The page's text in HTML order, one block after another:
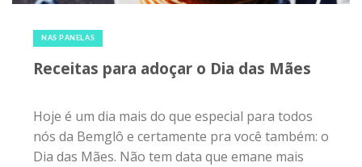
NAS PANELAS
Receitas para adoçar o Dia das Mães
Hoje é um dia mais do que especial para todos
nós da Bemglô e certamente pra você também: o
Dia das Mães. Não tem data que emane mais